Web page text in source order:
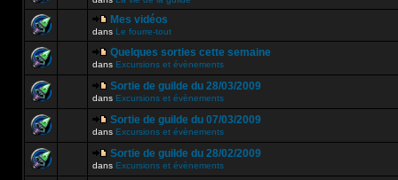
Mes vidéos
dans Le fourre-tout
Quelques sorties cette semaine
dans Excursions et évènements
Sortie de guilde du 28/03/2009
dans Excursions et évènements
Sortie de guilde du 07/03/2009
dans Excursions et évènements
Sortie de guilde du 28/02/2009
dans Excursions et évènements